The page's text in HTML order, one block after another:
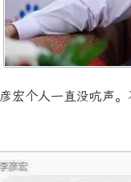
宏个人一直没吭声